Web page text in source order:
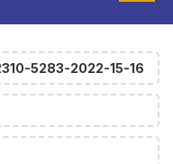
5283-2022-15-16